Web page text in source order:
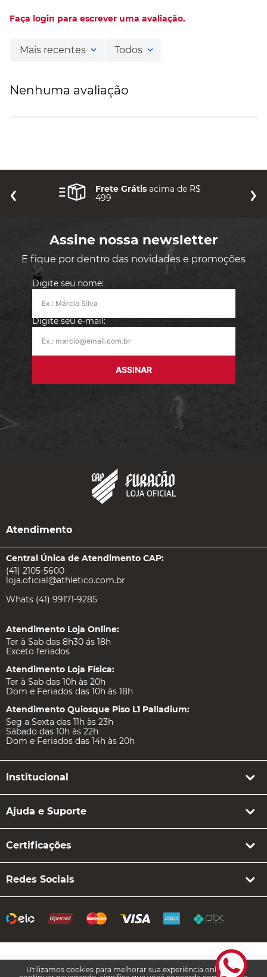
Utilizamos cookies para melhorar sua experiência online. Ao
Faça login para escrever uma avaliação.
Mais recentes Todos
Nenhuma avaliação
Frete Grátis acima de R$
499
Assine nossa newsletter
E fique por dentro das novidades e promoções
Digite seu nome:
Digite seu e-mail:
ASSINAR
Atendimento
Central Única de Atendimento CAP:
(41) 2105-5600
loja.oficial@athletico.com.br
Whats (41) 99171-9285
Atendimento Loja Online:
Ter à Sab das 8h30 ás 18h
Exceto feriados
Atendimento Loja Física:
Ter à Sab das 10h às 20h
Dom e Feriados das 10h às 18h
Atendimento Quiosque Piso L1 Palladium:
Seg a Sexta das 11h às 23h
Sábado das 10h às 22h
Dom e Feriados das 14h às 20h
Institucional
Ajuda e Suporte
Certificações
Redes Sociais